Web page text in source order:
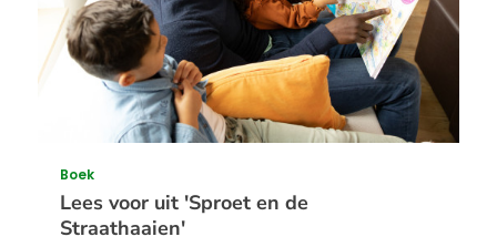
in
het
Lees voor uit 'Sproet en de
Straathaaien'
Boek